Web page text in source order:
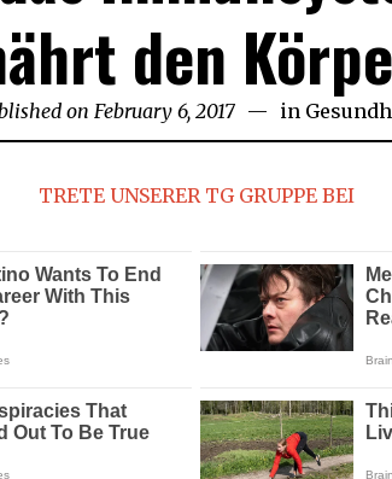
den
on February 6, 2017 February
7,
in
TRETE UNSERER TG GRUPPE BEI